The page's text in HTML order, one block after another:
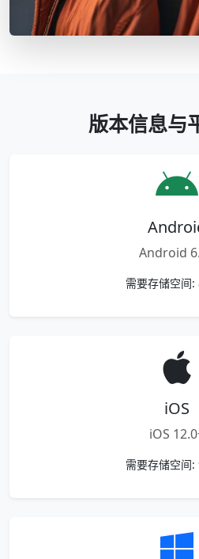
版本信息与
Android
需要存储空间
iOS
iOS
需要存储空间